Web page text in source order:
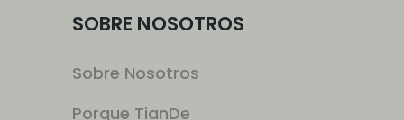
SOBRE NOSOTROS
Sobre Nosotros
Porque TianDe